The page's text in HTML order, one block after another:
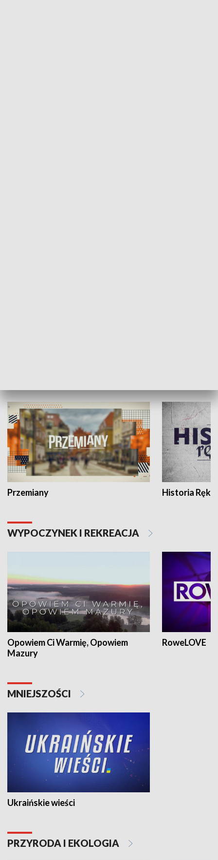
Przemiany Historia Ręką
WYPOCZYNEK I REKREACJA
Opowiem Ci Warmię, Opowiem
Mazury
RoweLOVE
MNIEJSZOŚCI
Ukraińskie wieści
PRZYRODA I EKOLOGIA